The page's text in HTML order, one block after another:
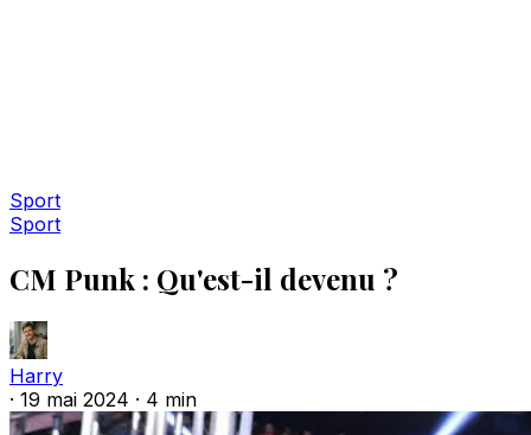
Sport
Sport
CM Punk : Qu'est-il devenu ?
Harry
· 19 mai 2024 · 4 min